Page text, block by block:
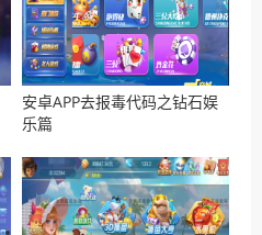
安卓APP去报毒代码之钻石娱
乐篇